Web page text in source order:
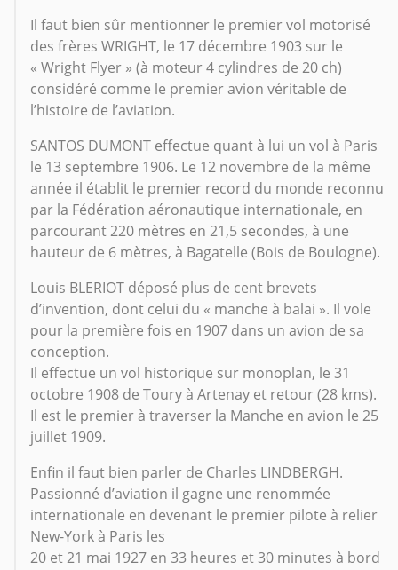
Il faut bien sûr mentionner le premier vol motorisé
des frères WRIGHT, le 17 décembre 1903 sur le
« Wright Flyer » (à moteur 4 cylindres de 20 ch)
considéré comme le premier avion véritable de
l’histoire de l’aviation.
SANTOS DUMONT effectue quant à lui un vol à Paris
le 13 septembre 1906. Le 12 novembre de la même
année il établit le premier record du monde reconnu
par la Fédération aéronautique internationale, en
parcourant 220 mètres en 21,5 secondes, à une
hauteur de 6 mètres, à Bagatelle (Bois de Boulogne).
Louis BLERIOT déposé plus de cent brevets
d’invention, dont celui du « manche à balai ». Il vole
pour la première fois en 1907 dans un avion de sa
conception.
Il effectue un vol historique sur monoplan, le 31
octobre 1908 de Toury à Artenay et retour (28 kms).
Il est le premier à traverser la Manche en avion le 25
juillet 1909.
Enfin il faut bien parler de Charles LINDBERGH.
Passionné d’aviation il gagne une renommée
internationale en devenant le premier pilote à relier
New-York à Paris les
20 et 21 mai 1927 en 33 heures et 30 minutes à bord